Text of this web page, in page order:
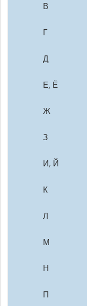
В
Г
Д
Е, Ё
Ж
З
И, Й
К
Л
М
Н
П